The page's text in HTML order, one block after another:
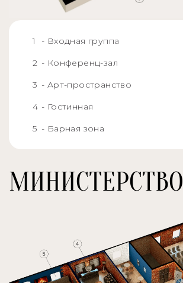
- Входная группа
- Конференц-зал
- Арт-пространство
- Гостинная
- Барная зона
МИНИСТЕРСТВО